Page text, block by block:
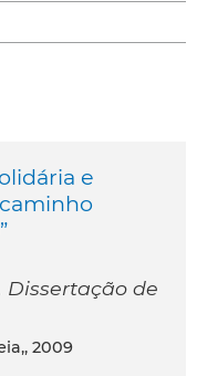
e
Dissertação de
2009